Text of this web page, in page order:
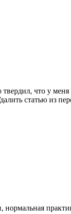
что у
статью из